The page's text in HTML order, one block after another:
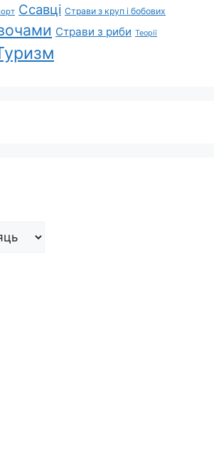
Ссавці Страви з круп і бобових
Страви з риби Теорії